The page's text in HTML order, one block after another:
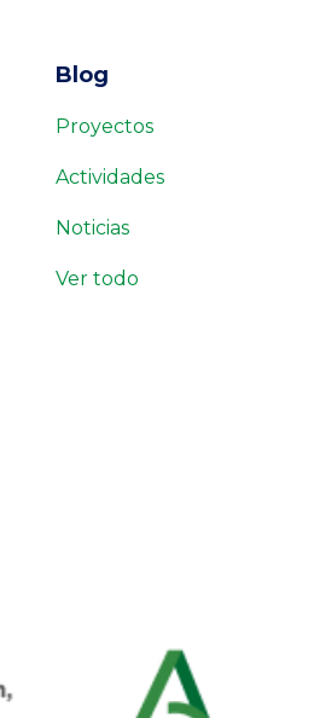
Blog
Proyectos
Actividades
Noticias
Ver todo